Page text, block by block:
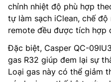
chỉnh nhiệt độ phù hợp
tự làm sạch iClean, chế
remote đều được tích hợp
Đặc biệt, Casper QC-
gas R32 giúp đem lại sự
Loại gas này có thể giảm